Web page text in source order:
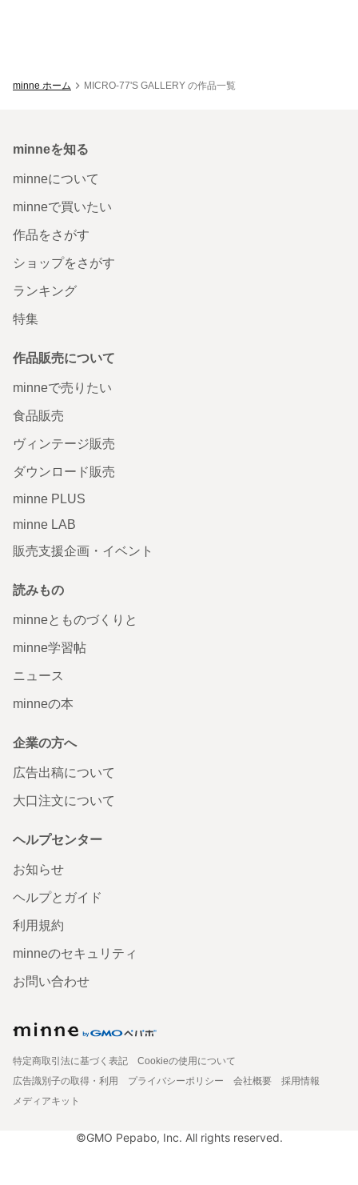
minne ホーム MICRO-77'S GALLERY の作品一覧
minneを知る
minneについて
minneで買いたい
作品をさがす
ショップをさがす
ランキング
特集
作品販売について
minneで売りたい
食品販売
ヴィンテージ販売
ダウンロード販売
minne PLUS
minne LAB
販売支援企画・イベント
読みもの
minneとものづくりと
minne学習帖
ニュース
minneの本
企業の方へ
広告出稿について
大口注文について
ヘルプセンター
お知らせ
ヘルプとガイド
利用規約
minneのセキュリティ
お問い合わせ
特定商取引法に基づく表記
Cookieの使用について
広告識別子の取得・利用
プライバシーポリシー 会社概要
採用情報
メディアキット
©GMO Pepabo, Inc. All rights reserved.